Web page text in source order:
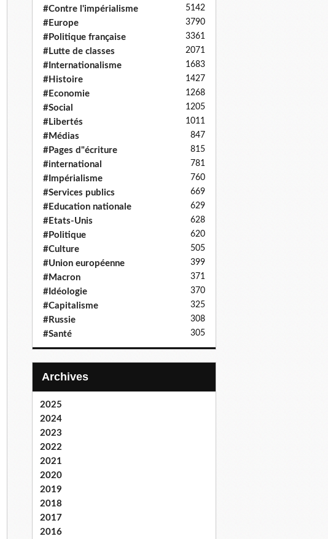
#Contre l'impérialisme 5142
#Europe 3790
#Politique française 3361
#Lutte de classes 2071
#Internationalisme 1683
#Histoire 1427
#Economie 1268
#Social 1205
#Libertés 1011
#Médias 847
#Pages d"écriture 815
#international 781
#Impérialisme 760
#Services publics 669
#Education nationale 629
#Etats-Unis 628
#Politique 620
#Culture 505
#Union européenne 399
#Macron 371
#Idéologie 370
#Capitalisme 325
#Russie 308
#Santé 305
Archives
2025
2024
2023
2022
2021
2020
2019
2018
2017
2016